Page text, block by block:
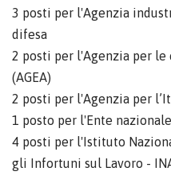
3 posti per l'Agenzia
difesa
2 posti per l'Agenzia per
(AGEA)
2 posti per l'Agenzia per
1 posto per l'Ente
4 posti per l'Istituto
gli Infortuni sul Lavoro -